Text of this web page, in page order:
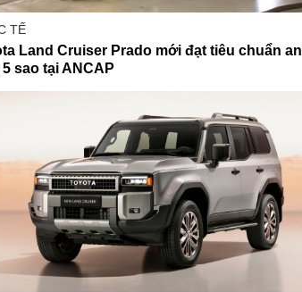
TẾ
Land Cruiser Prado mới đạt tiêu chuẩn an
sao tại ANCAP